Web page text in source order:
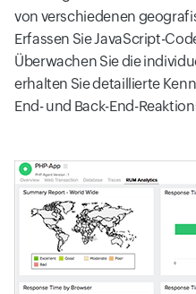
von verschiedenen
Erfassen Sie JavaScript-
Überwachen Sie die
erhalten Sie detaillierte
End- und Back-End-